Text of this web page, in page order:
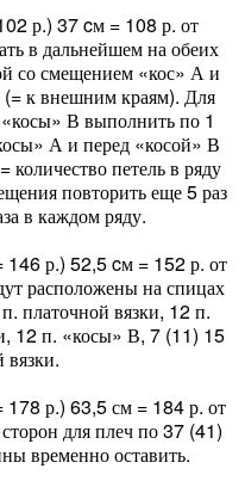
р.) 37 cм = 108 р. от
в дальнейшем на обеих
со смещением «кос» А и
к внешним краям). Для
В выполнить по 1
А и перед «косой» В
петель в ряду
повторить еще 5 раз
в каждом ряду.
р.) 52,5 cм = 152 р. от
расположены на спицах
платочной вязки, 12 п.
12 п. «косы» В, 7 (11) 15
вязки.
р.) 63,5 см = 184 р. от
для плеч по 37 (41)
временно оставить.